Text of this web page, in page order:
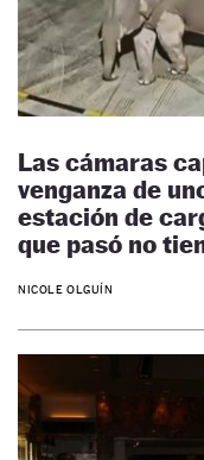
Las cámaras
venganza de
estación de
que pasó no
NICOLE OLGUÍN